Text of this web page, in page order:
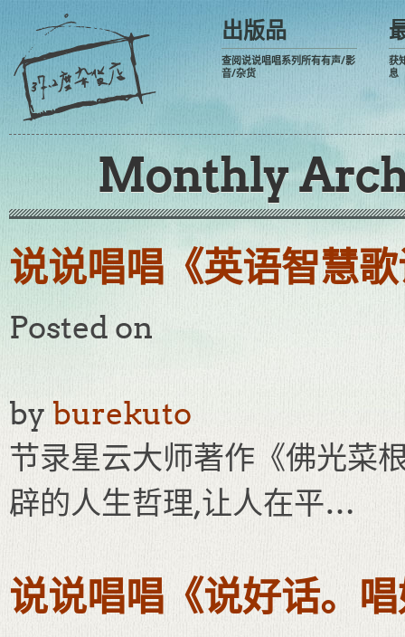
出版品
查阅说说唱唱系列所有有声/影
音/杂货
获
息
Monthly
说说唱唱《英语智慧
Posted on
by burekuto
节录星云大师著作《佛光菜
辟的人生哲理,让人在平…
说说唱唱《说好话。